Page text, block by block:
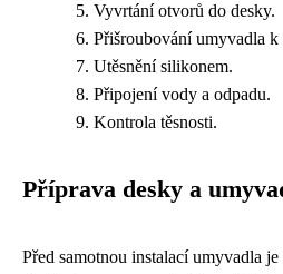
Vyvrtání otvorů do desky.
Přišroubování umyvadla k
Utěsnění silikonem.
Připojení vody a odpadu.
Kontrola těsnosti.
Příprava desky a
Před samotnou instalací umyvadla